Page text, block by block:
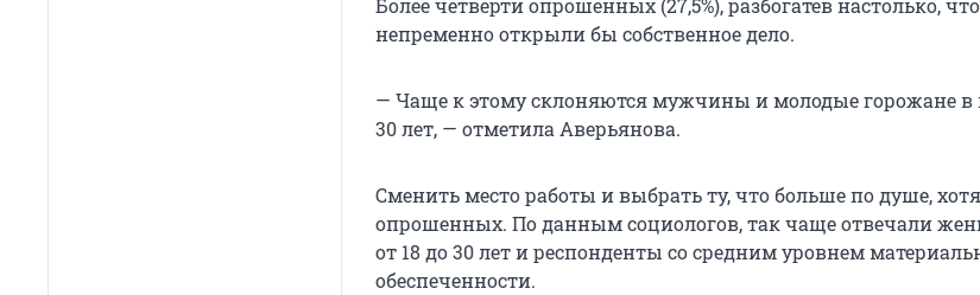
Более четверти опрошенных (27,5%), разбогатев настолько,
непременно открыли бы собственное дело.
— Чаще к этому склоняются мужчины и молодые горожане в
30 лет, — отметила Аверьянова.
Сменить место работы и выбрать ту, что больше по душе,
опрошенных. По данным социологов, так чаще отвечали
от 18 до 30 лет и респонденты со средним уровнем
обеспеченности.